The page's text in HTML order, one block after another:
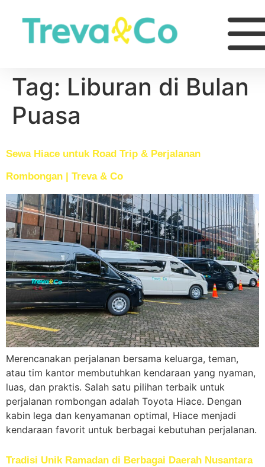
Tag: Liburan di Bulan
Puasa
Sewa Hiace untuk Road Trip & Perjalanan
Rombongan | Treva & Co
Merencanakan perjalanan bersama keluarga, teman,
atau tim kantor membutuhkan kendaraan yang nyaman,
luas, dan praktis. Salah satu pilihan terbaik untuk
perjalanan rombongan adalah Toyota Hiace. Dengan
kabin lega dan kenyamanan optimal, Hiace menjadi
kendaraan favorit untuk berbagai kebutuhan perjalanan.
Tradisi Unik Ramadan di Berbagai Daerah Nusantara